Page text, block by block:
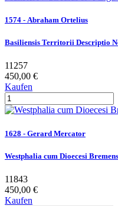
1574 - Abraham Ortelius
Basiliensis Territorii Descriptio
11257
450,00 €
Kaufen
1628 - Gerard Mercator
Westphalia cum Dioecesi
11843
450,00 €
Kaufen